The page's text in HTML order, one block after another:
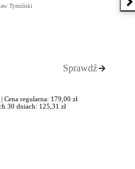
Tymiński
Sprawdź
Cena regularna: 179,00 zł
30 dniach: 125,31 zł